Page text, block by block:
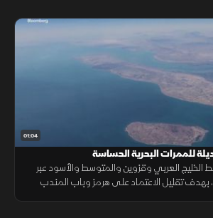
01:04
للممرات البحرية الحساسة
الخليج العربي وقزوين والمتوسط والأسود عبر
تقليل الاعتماد على هرمز وباب المندب